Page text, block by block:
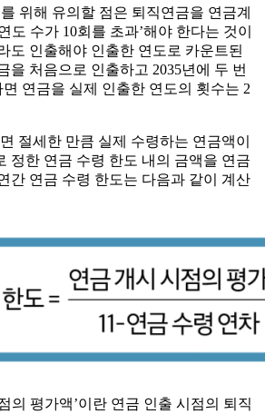
위해 유의할 점은 퇴직연금을 연금계
도 수가 10회를 초과’해야 한다는 것이
도 인출해야 인출한 연도로 카운트된
을 처음으로 인출하고 2035년에 두 번
연금을 실제 인출한 연도의 횟수는 2
절세한 만큼 실제 수령하는 연금액이
정한 연금 수령 한도 내의 금액을 연금
간 연금 수령 한도는 다음과 같이 계산
의 평가액’이란 연금 인출 시점의 퇴직